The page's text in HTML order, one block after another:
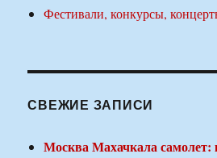
Фестивали, конкурсы,
СВЕЖИЕ ЗАПИСИ
Москва Махачкала самолет: